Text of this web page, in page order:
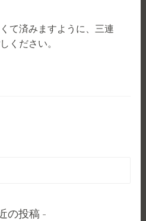
て済みますように、三連
ください。
の投稿